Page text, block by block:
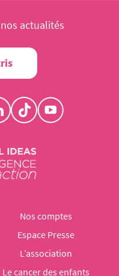
actualités
Nos comptes
Espace Presse
L’association
Le cancer des enfants